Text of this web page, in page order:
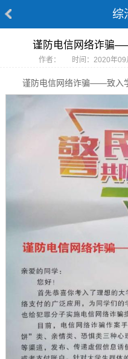
综
谨防电信网络诈骗
作者： 时间：2020年
谨防电信网络诈骗——致入